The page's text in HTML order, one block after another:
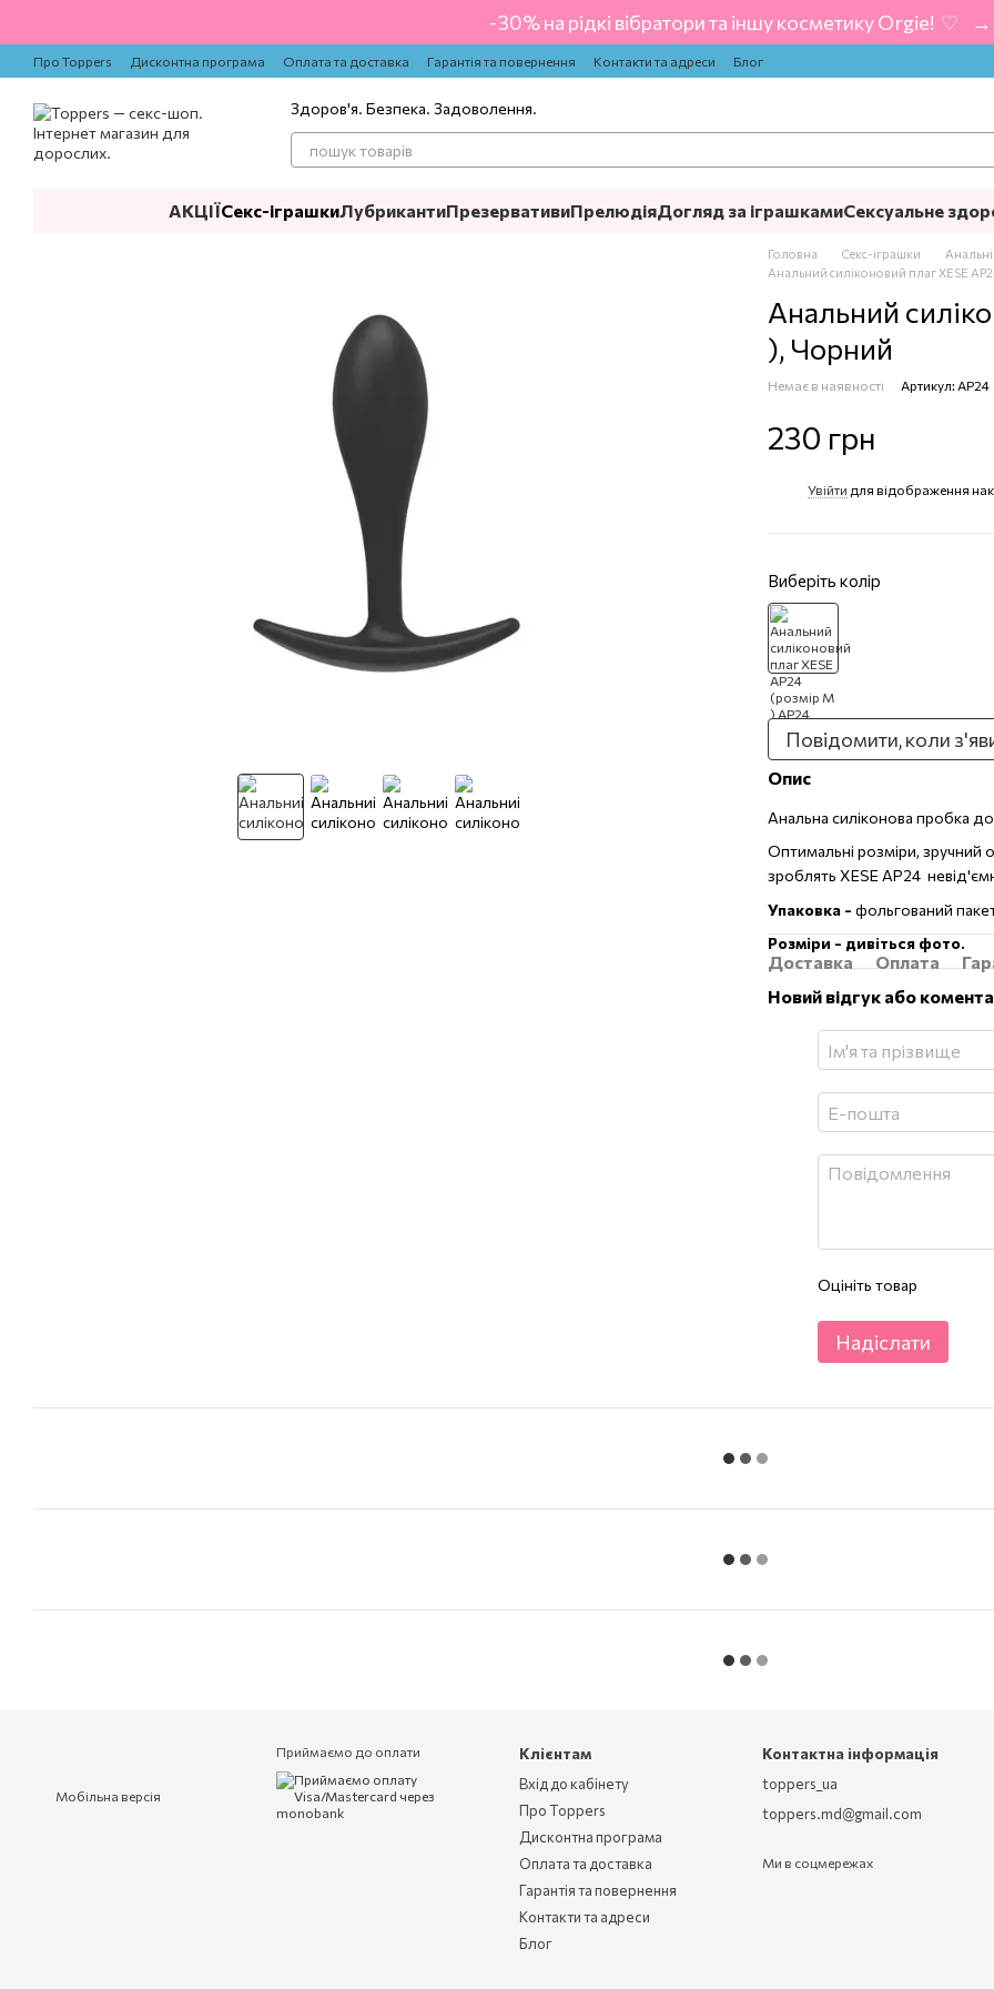
-30% на рідкі вібратори та іншу косметику Orgie! ‍ ♡ ‍ → ‍
Про Toppers Дисконтна програма Оплата та доставка Гарантія та повернення Контакти та адреси Блог
Здоров'я. Безпека. Задоволення.
АКЦІЇСекс-іграшкиЛубрикантиПрезервативиПрелюдіяДогляд за іграшкамиСексуальне
Головна Секс-іграшки
Анальний силіконовий плаг XESE
Анальний
), Чорний
Немає в наявності Артикул: AP24
230 грн
Увійти для відображення
Виберіть колір
Повідомити, коли
Опис
Анальна силіконова пробка
Оптимальні розміри, зручний
зроблять XESE AP24
Упаковка - фольгований
Розміри - дивіться фото.
Доставка Оплата
Новий відгук або
Оцініть товар
Надіслати
Мобільна версія
Приймаємо до оплати Клієнтам
Вхід до кабінету
Про Toppers
Дисконтна програма
Оплата та доставка
Гарантія та повернення
Контакти та адреси
Блог
Контактна інформація
toppers_ua
toppers.md@gmail.com
Ми в соцмережах